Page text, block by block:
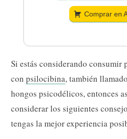
Comprar en
Si estás considerando consumir
con psilocibina, también
hongos psicodélicos, entonces
considerar los siguientes
tengas la mejor experiencia